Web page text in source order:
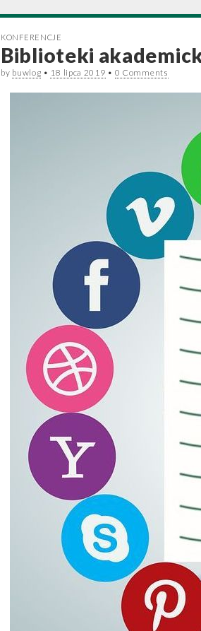
KONFERENCJE
Biblioteki
by buwlog • 18 lipca 2019 • 0 Comments